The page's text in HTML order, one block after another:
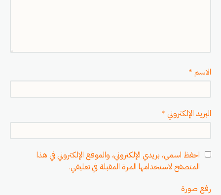
الاسم *
البريد الإلكتروني *
احفظ اسمي، بريدي الإلكتروني، والموقع الإلكتروني في هذا
المتصفح لاستخدامها المرة المقبلة في تعليقي.
رفع صورة